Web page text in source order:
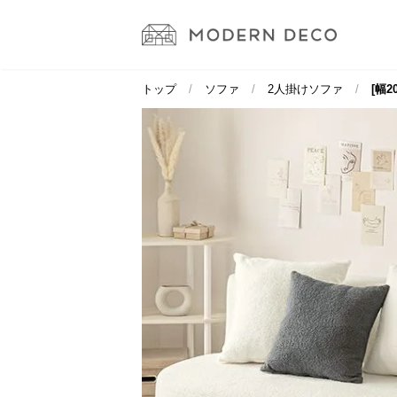
トップ ソファ 2人掛けソファ [幅